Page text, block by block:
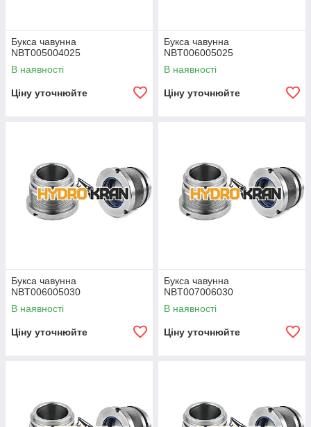
Букса чавунна
NBT005004025
В наявності
Ціну уточнюйте
Букса чавунна
NBT006005025
В наявності
Ціну уточнюйте
Букса чавунна
NBT006005030
В наявності
Ціну уточнюйте
Букса чавунна
NBT007006030
В наявності
Ціну уточнюйте